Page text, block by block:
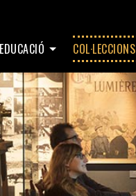
EDUCACIÓ COL·LECCIONS